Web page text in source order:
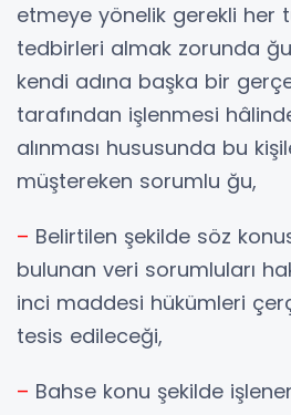
etmeye yönelik gerekli her
tedbirleri almak zorunda
kendi adına başka bir
tarafından işlenmesi
alınması hususunda bu
müştereken sorumlu ğu,
– Belirtilen şekilde söz
bulunan veri sorumluları
inci maddesi hükümleri
tesis edileceği,
– Bahse konu şekilde